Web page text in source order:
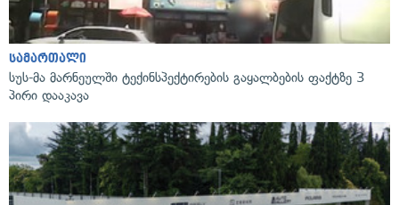
სამართალი
სუს-მა მარნეულში ტექინსპექტირების გაყალბების ფაქტზე 3
პირი დააკავა